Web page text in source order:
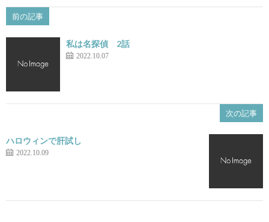
前の記事
私は名探偵 2話
2022.10.07
次の記事
ハロウィンで肝試し
2022.10.09